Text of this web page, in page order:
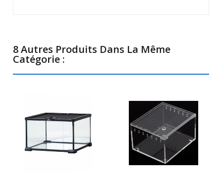
8 Autres Produits Dans La Même
Catégorie :